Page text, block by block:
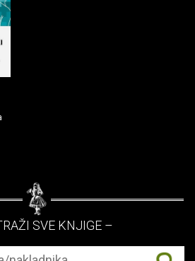
SVE KNJIGE –